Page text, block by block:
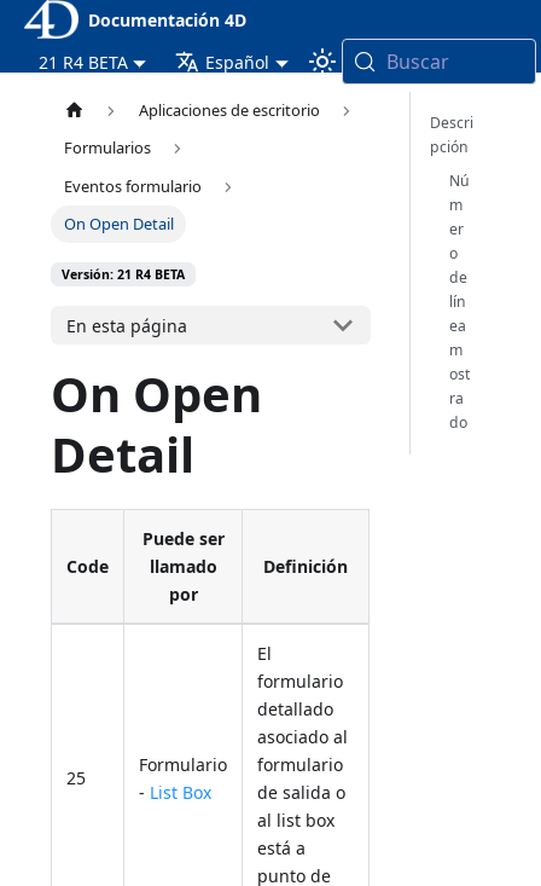
Documentación 4D
21 R4 BETA
Español Buscar
Aplicaciones de escritorio
Formularios
Eventos formulario
On Open Detail
Versión: 21 R4 BETA
En esta página
On Open
Detail
Code
Puede ser
llamado
por
Definición
25
Formulario
- List Box
El
formulario
detallado
asociado al
formulario
de salida o
al list box
está a
punto de
Descri
pción
Nú
m
er
o
de
lín
ea
m
ost
ra
do